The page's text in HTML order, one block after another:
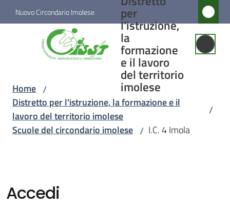
Vai al contenuto
Vai alla navigazione
Vai al footer
Nuovo Circondario Imolese per
l'istruzione,
la
formazione
e il lavoro
del territorio
imolese
Distretto
per
l'istruzione,
formazione
e il lavoro
del
Home /
Distretto per l'istruzione, la formazione e il
lavoro del territorio imolese
/
Scuole del circondario imolese / I.C. 4 Imola
Accedi